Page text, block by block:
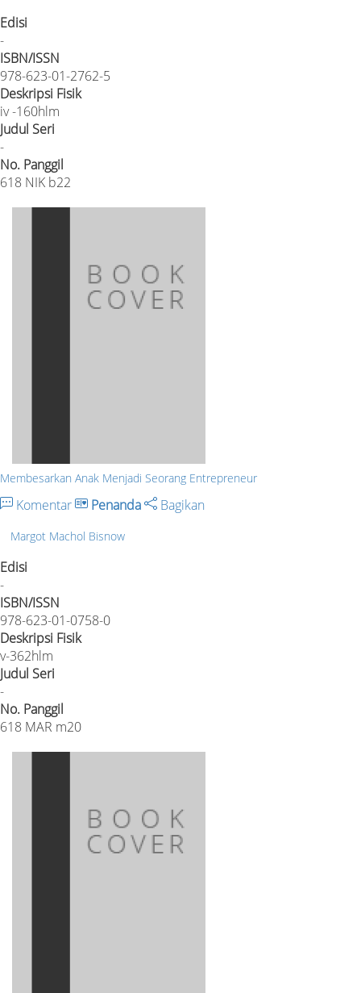
Edisi
-
ISBN/ISSN
978-623-01-2762-5
Deskripsi Fisik
iv -160hlm
Judul Seri
-
No. Panggil
618 NIK b22
Membesarkan Anak Menjadi Seorang Entrepreneur
Komentar Penanda Bagikan
Margot Machol Bisnow
Edisi
-
ISBN/ISSN
978-623-01-0758-0
Deskripsi Fisik
v-362hlm
Judul Seri
-
No. Panggil
618 MAR m20